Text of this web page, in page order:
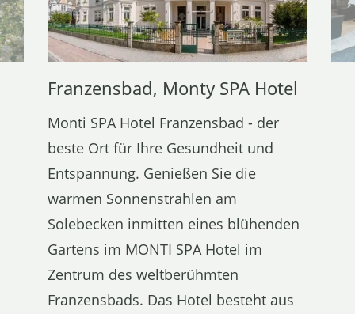
Franzensbad, Monty SPA Hotel
Monti SPA Hotel Franzensbad - der
beste Ort für Ihre Gesundheit und
Entspannung. Genießen Sie die
warmen Sonnenstrahlen am
Solebecken inmitten eines blühenden
Gartens im MONTI SPA Hotel im
Zentrum des weltberühmten
Franzensbads. Das Hotel besteht aus